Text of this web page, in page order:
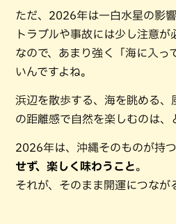
ただ、2026年は一白水星の影
トラブルや事故には少し注意が
なので、あまり強く「海に入っ
いんですよね。
浜辺を散歩する、海を眺める、
の距離感で自然を楽しむのは、
2026年は、沖縄そのものが持つ
せず、楽しく味わうこと。
それが、そのまま開運につなが